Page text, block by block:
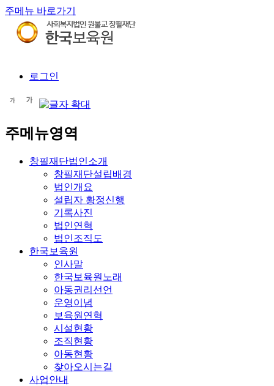
주메뉴 바로가기
로그인
주메뉴영역
창필재단법인소개
창필재단설립배경
법인개요
설립자 황정신행
기록사진
법인연혁
법인조직도
한국보육원
인사말
한국보육원노래
아동권리선언
운영이념
보육원연혁
시설현황
조직현황
아동현황
찾아오시는길
사업안내